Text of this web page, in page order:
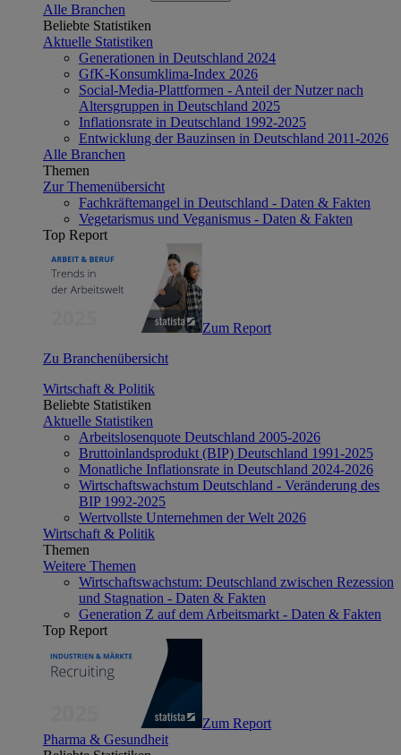
Alle Branchen
Beliebte Statistiken
Aktuelle Statistiken
Generationen in Deutschland 2024
GfK-Konsumklima-Index 2026
Social-Media-Plattformen - Anteil der Nutzer nach
Altersgruppen in Deutschland 2025
Inflationsrate in Deutschland 1992-2025
Entwicklung der Bauzinsen in Deutschland 2011-2026
Alle Branchen
Themen
Zur Themenübersicht
Fachkräftemangel in Deutschland - Daten & Fakten
Vegetarismus und Veganismus - Daten & Fakten
Top Report
Zum Report
Zu Branchenübersicht
Wirtschaft & Politik
Beliebte Statistiken
Aktuelle Statistiken
Arbeitslosenquote Deutschland 2005-2026
Bruttoinlandsprodukt (BIP) Deutschland 1991-2025
Monatliche Inflationsrate in Deutschland 2024-2026
Wirtschaftswachstum Deutschland - Veränderung des
BIP 1992-2025
Wertvollste Unternehmen der Welt 2026
Wirtschaft & Politik
Themen
Weitere Themen
Wirtschaftswachstum: Deutschland zwischen Rezession
und Stagnation - Daten & Fakten
Generation Z auf dem Arbeitsmarkt - Daten & Fakten
Top Report
Zum Report
Pharma & Gesundheit